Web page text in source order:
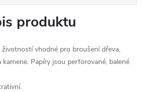
produktu
vhodné pro broušení dřeva,
Papíry jsou perforované, balené